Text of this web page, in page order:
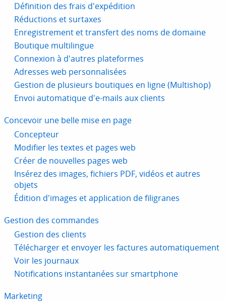
Définition des frais d'expédition
Réductions et surtaxes
Enregistrement et transfert des noms de domaine
Boutique multilingue
Connexion à d'autres plateformes
Adresses web personnalisées
Gestion de plusieurs boutiques en ligne (Multishop)
Envoi automatique d'e-mails aux clients
Concevoir une belle mise en page
Concepteur
Modifier les textes et pages web
Créer de nouvelles pages web
Insérez des images, fichiers PDF, vidéos et autres
objets
Édition d'images et application de filigranes
Gestion des commandes
Gestion des clients
Télécharger et envoyer les factures automatiquement
Voir les journaux
Notifications instantanées sur smartphone
Marketing